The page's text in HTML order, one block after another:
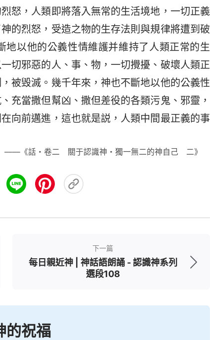
怒，人類即將落入無常的生活境地，一切正義
的烈怒，受造之物的生存法則與規律將遭到破
以他的公義性情維護并維持了人類正常的生
切邪惡的人、事、物，一切攪擾、破壞人類正
被毁滅。幾千年來，神也不斷地以他的公義性
充當撒但幫凶、撒但差役的各類污鬼、邪靈，
向前邁進，這也就是説，人類中間最正義的事
——《話・卷二 關于認識神・獨一無二的神自己 二》
下一篇
每日親近神 | 神話語朗誦 - 認識神系列
選段108
的祝福